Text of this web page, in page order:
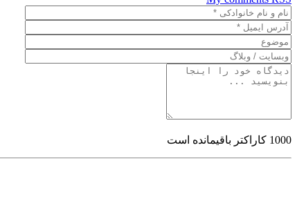
1000 کاراکتر باقیمانده است